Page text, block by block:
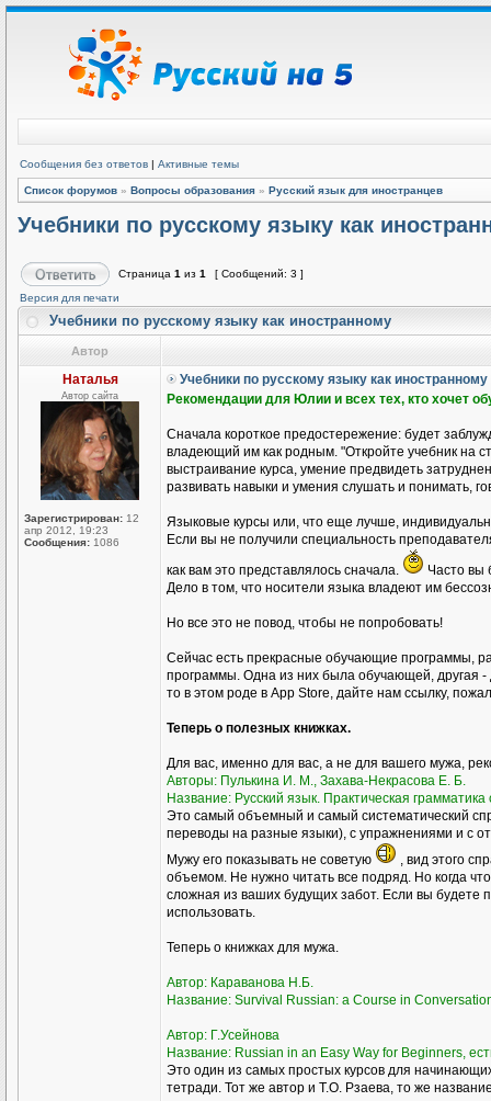
Сообщения без ответов | Активные темы
Список форумов » Вопросы образования » Русский язык для иностранцев
Учебники по русскому языку как
Страница 1 из 1
[ Сообщений: 3 ]
Версия для печати
Учебники по русскому языку как иностранному
Автор
Наталья
Автор сайта
Зарегистрирован: 12
апр 2012, 19:23
Сообщения: 1086
Учебники по русскому языку как иностранному
Рекомендации для Юлии и всех тех, кто хочет
Сначала короткое предостережение: будет
владеющий им как родным. "Откройте учебник на
выстраивание курса, умение предвидеть
развивать навыки и умения слушать и понимать,
Языковые курсы или, что еще лучше,
Если вы не получили специальность
как вам это представлялось сначала.
Часто вы
Дело в том, что носители языка владеют им
Но все это не повод, чтобы не попробовать!
Сейчас есть прекрасные обучающие программы,
программы. Одна из них была обучающей, другая -
то в этом роде в Аpp Store, дайте нам ссылку,
Теперь о полезных книжках.
Для вас, именно для вас, а не для вашего мужа,
Авторы: Пулькина И. М., Захава-Некрасова Е. Б.
Название: Русский язык. Практическая
Это самый объемный и самый систематический
переводы на разные языки), с упражнениями и с
Мужу его показывать не советую
, вид этого
объемом. Не нужно читать все подряд. Но когда
сложная из ваших будущих забот. Если вы будете
использовать.
Теперь о книжках для мужа.
Автор: Караванова Н.Б.
Название: Survival Russian: а Course in
Автор: Г.Усейнова
Название: Russian in an Easy Way for Beginners,
Это один из самых простых курсов для
тетради. Тот же автор и Т.О. Рзаева, то же